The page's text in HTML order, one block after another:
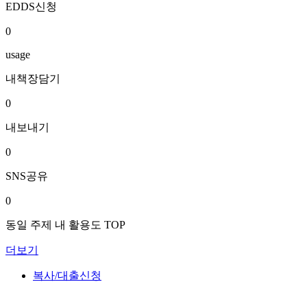
EDDS신청
0
usage
내책장담기
0
내보내기
0
SNS공유
0
동일 주제 내 활용도 TOP
더보기
복사/대출신청